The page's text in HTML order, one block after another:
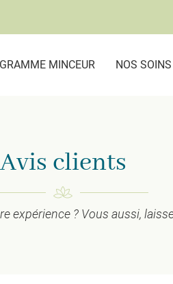
MINCEUR NOS SOINS
Avis clients
expérience ? Vous aussi,